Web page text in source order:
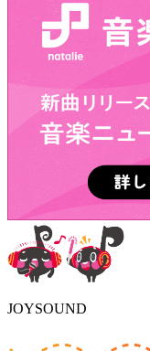
JOYSOUND